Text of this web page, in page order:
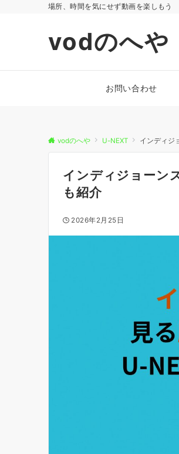
場所、時間を気にせず動画を楽しもう
vodのへや
お問い合わせ
vodのへや U-NEXT インディジ
インディジョーン
も紹介
2026年2月25日